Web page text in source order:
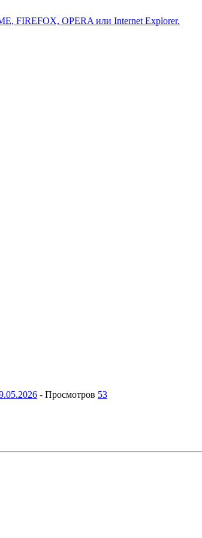
FIREFOX, OPERA или Internet Explorer.
- Просмотров 53